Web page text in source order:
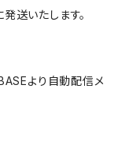
送いたします。
より自動配信メ